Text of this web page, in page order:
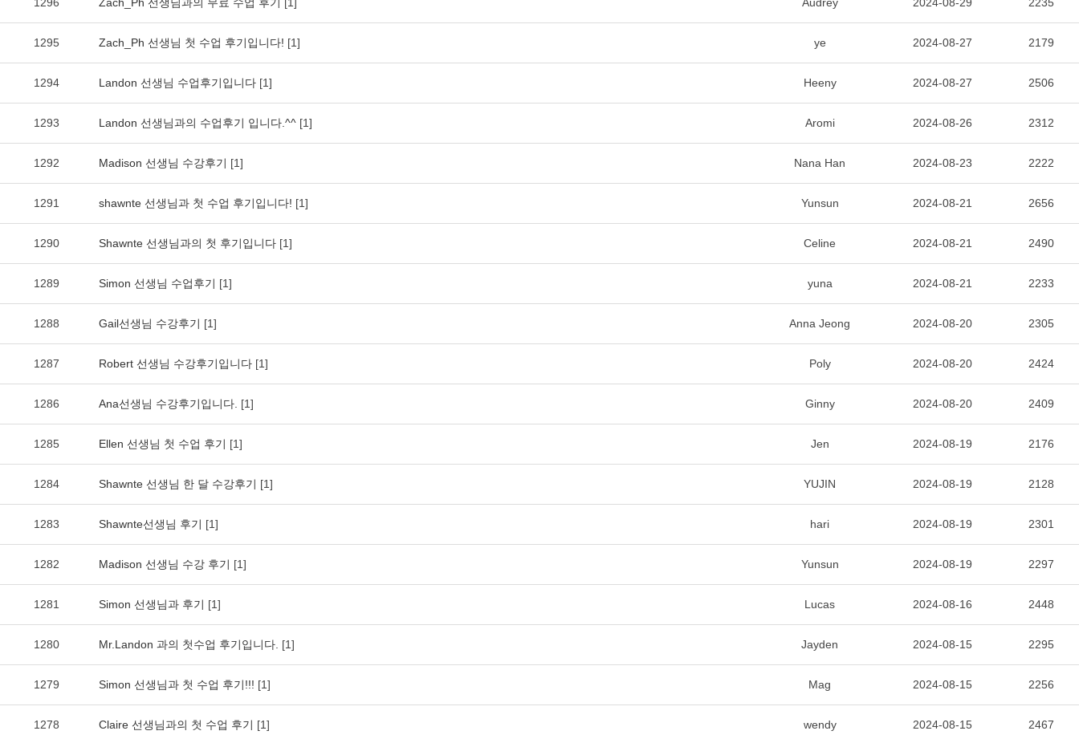
1295 Zach_Ph 선생님 첫 수업 후기입니다! [1] ye 2024-08-27 2179
1294 Landon 선생님 수업후기입니다 [1] Heeny 2024-08-27 2506
1293 Landon 선생님과의 수업후기 입니다.^^ [1] Aromi 2024-08-26 2312
1292 Madison 선생님 수강후기 [1] Nana Han 2024-08-23 2222
1291 shawnte 선생님과 첫 수업 후기입니다! [1] Yunsun 2024-08-21 2656
1290 Shawnte 선생님과의 첫 후기입니다 [1] Celine 2024-08-21 2490
1289 Simon 선생님 수업후기 [1] yuna 2024-08-21 2233
1288 Gail선생님 수강후기 [1] Anna Jeong 2024-08-20 2305
1287 Robert 선생님 수강후기입니다 [1] Poly 2024-08-20 2424
1286 Ana선생님 수강후기입니다. [1] Ginny 2024-08-20 2409
1285 Ellen 선생님 첫 수업 후기 [1] Jen 2024-08-19 2176
1284 Shawnte 선생님 한 달 수강후기 [1] YUJIN 2024-08-19 2128
1283 Shawnte선생님 후기 [1] hari 2024-08-19 2301
1282 Madison 선생님 수강 후기 [1] Yunsun 2024-08-19 2297
1281 Simon 선생님과 후기 [1] Lucas 2024-08-16 2448
1280 Mr.Landon 과의 첫수업 후기입니다. [1] Jayden 2024-08-15 2295
1279 Simon 선생님과 첫 수업 후기!!! [1] Mag 2024-08-15 2256
1278 Claire 선생님과의 첫 수업 후기 [1] wendy 2024-08-15 2467